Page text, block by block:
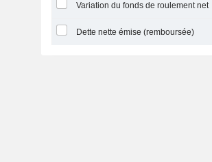
Variation du fonds de roulement net
Dette nette émise (remboursée)